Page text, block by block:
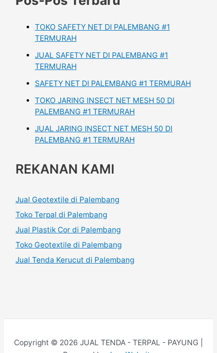
TOKO SAFETY NET DI PALEMBANG #1
TERMURAH
JUAL SAFETY NET DI PALEMBANG #1
TERMURAH
SAFETY NET DI PALEMBANG #1 TERMURAH
TOKO JARING INSECT NET MESH 50 DI
PALEMBANG #1 TERMURAH
JUAL JARING INSECT NET MESH 50 DI
PALEMBANG #1 TERMURAH
REKANAN KAMI
Jual Geotextile di Palembang
Toko Terpal di Palembang
Jual Plastik Cor di Palembang
Toko Geotextile di Palembang
Jual Tenda Kerucut di Palembang
Copyright © 2026 JUAL TENDA - TERPAL - PAYUNG |